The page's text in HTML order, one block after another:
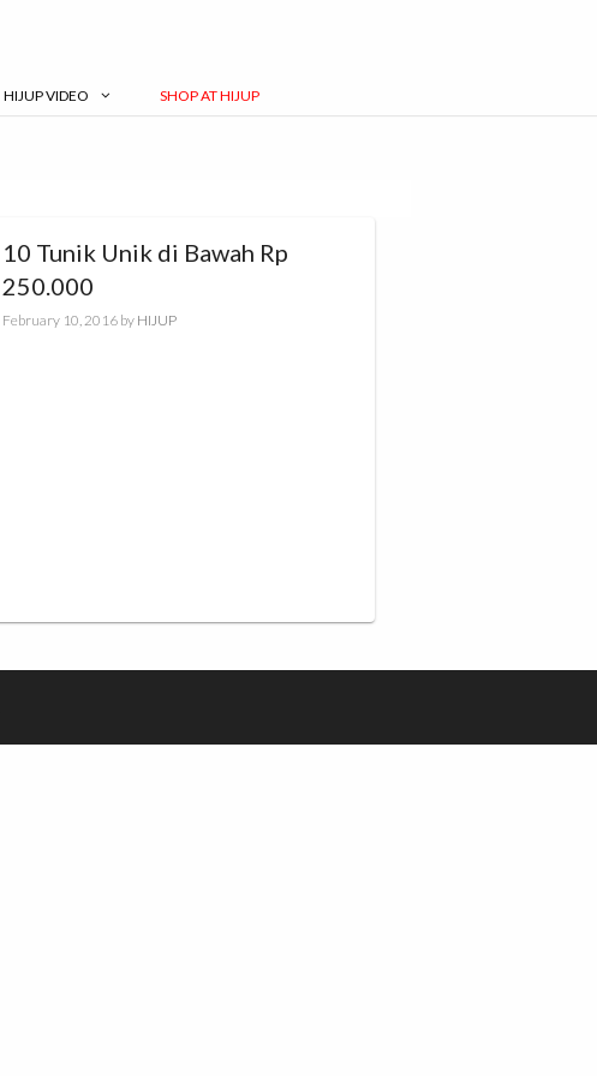
HIJUP VIDEO SHOP AT HIJUP
10 Tunik Unik di Bawah Rp
250.000
February 10, 2016 by HIJUP